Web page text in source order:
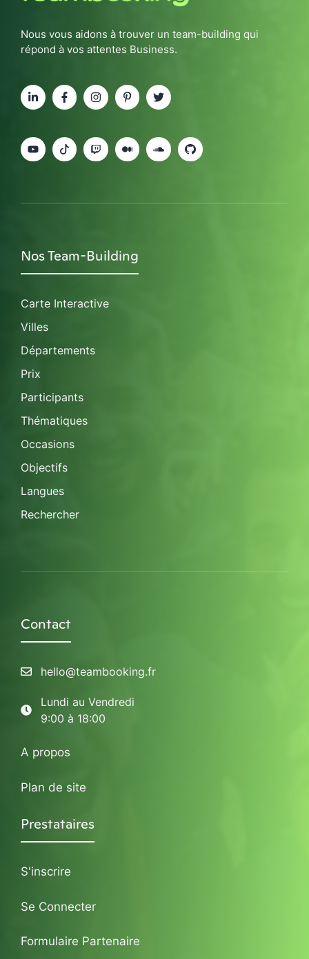
Nous vous aidons à trouver un team-building qui
répond à vos attentes Business.
Nos Team-Building
Carte Interactive
Villes
Départements
Prix
Participants
Thématiques
Occasions
Objectifs
Langues
Rechercher
Contact
hello@teambooking.fr
Lundi au Vendredi
9:00 à 18:00
A propos
Plan de site
Prestataires
S'inscrire
Se Connecter
Formulaire Partenaire